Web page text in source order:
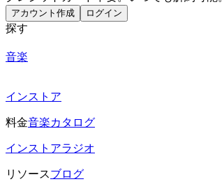
アカウント作成 ログイン
探す
音楽
インストア
料金音楽カタログ
インストアラジオ
リソースブログ